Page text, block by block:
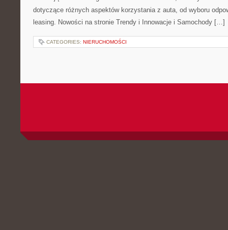
dotyczące różnych aspektów korzystania z auta, od wyboru
leasing. Nowości na stronie Trendy i Innowacje i Samochody […]
CATEGORIES: NIERUCHOMOŚCI